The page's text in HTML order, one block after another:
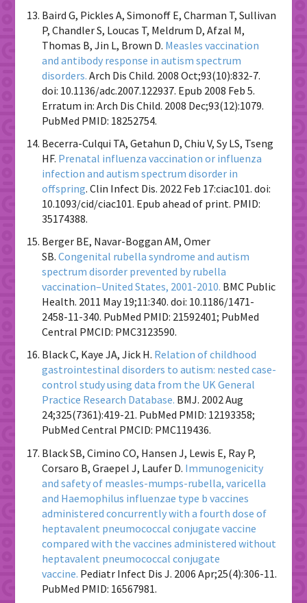
Baird G, Pickles A, Simonoff E, Charman T, Sullivan
P, Chandler S, Loucas T, Meldrum D, Afzal M,
Thomas B, Jin L, Brown D. Measles vaccination
and antibody response in autism spectrum
disorders. Arch Dis Child. 2008 Oct;93(10):832-7.
doi: 10.1136/adc.2007.122937. Epub 2008 Feb 5.
Erratum in: Arch Dis Child. 2008 Dec;93(12):1079.
PubMed PMID: 18252754.
Becerra-Culqui TA, Getahun D, Chiu V, Sy LS, Tseng
HF. Prenatal influenza vaccination or influenza
infection and autism spectrum disorder in
offspring. Clin Infect Dis. 2022 Feb 17:ciac101. doi:
10.1093/cid/ciac101. Epub ahead of print. PMID:
35174388.
Berger BE, Navar-Boggan AM, Omer
SB. Congenital rubella syndrome and autism
spectrum disorder prevented by rubella
vaccination–United States, 2001-2010. BMC Public
Health. 2011 May 19;11:340. doi: 10.1186/1471-
2458-11-340. PubMed PMID: 21592401; PubMed
Central PMCID: PMC3123590.
Black C, Kaye JA, Jick H. Relation of childhood
gastrointestinal disorders to autism: nested case-
control study using data from the UK General
Practice Research Database. BMJ. 2002 Aug
24;325(7361):419-21. PubMed PMID: 12193358;
PubMed Central PMCID: PMC119436.
Black SB, Cimino CO, Hansen J, Lewis E, Ray P,
Corsaro B, Graepel J, Laufer D. Immunogenicity
and safety of measles-mumps-rubella, varicella
and Haemophilus influenzae type b vaccines
administered concurrently with a fourth dose of
heptavalent pneumococcal conjugate vaccine
compared with the vaccines administered without
heptavalent pneumococcal conjugate
vaccine. Pediatr Infect Dis J. 2006 Apr;25(4):306-11.
PubMed PMID: 16567981.